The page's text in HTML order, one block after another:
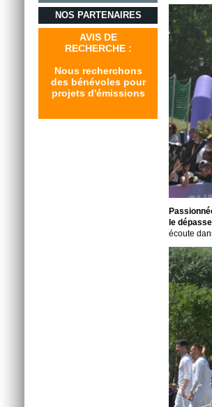
NOS PARTENAIRES
AVIS DE
RECHERCHE :
Nous recherchons
des bénévoles pour
projets d'émissions
le
écoute